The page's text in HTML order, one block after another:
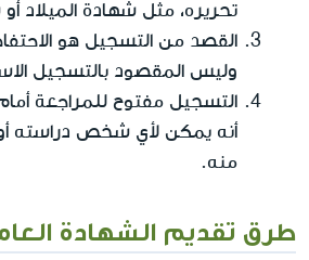
تحريره، مثل شهادة الميلاد
القصد من التسجيل هو
وليس المقصود بالتسجيل
التسجيل مفتوح للمراجعة
أنه يمكن لأي شخص دراسته
منه.
طرق تقديم الشهادة